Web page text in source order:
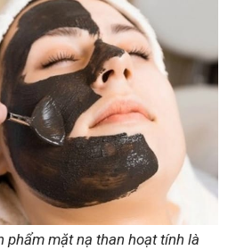
phẩm mặt nạ than hoạt tính là